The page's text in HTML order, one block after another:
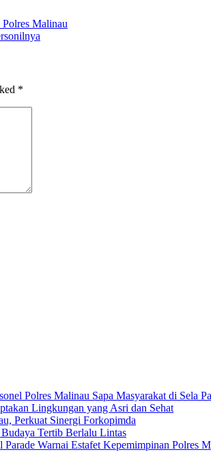
Polres Malinau
*
Polres Malinau Sapa Masyarakat di Sela
Lingkungan yang Asri dan Sehat
Perkuat Sinergi Forkopimda
Tertib Berlalu Lintas
Warnai Estafet Kepemimpinan Polres